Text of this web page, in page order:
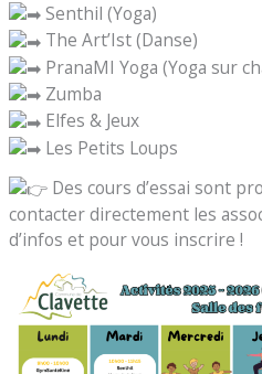
Senthil (Yoga)
The Art’Ist (Danse)
PranaMI Yoga (Yoga sur
Zumba
Elfes & Jeux
Les Petits Loups
Des cours d’essai sont
contacter directement les
d’infos et pour vous inscrire !